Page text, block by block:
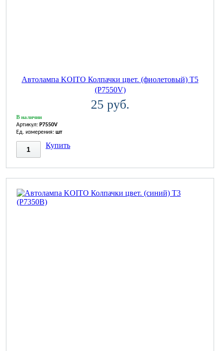
Автолампа KOITO Колпачки цвет. (фиолетовый) T5
(P7550V)
25 руб.
В наличии
Артикул: P7550V
Ед. измерения: шт
Купить